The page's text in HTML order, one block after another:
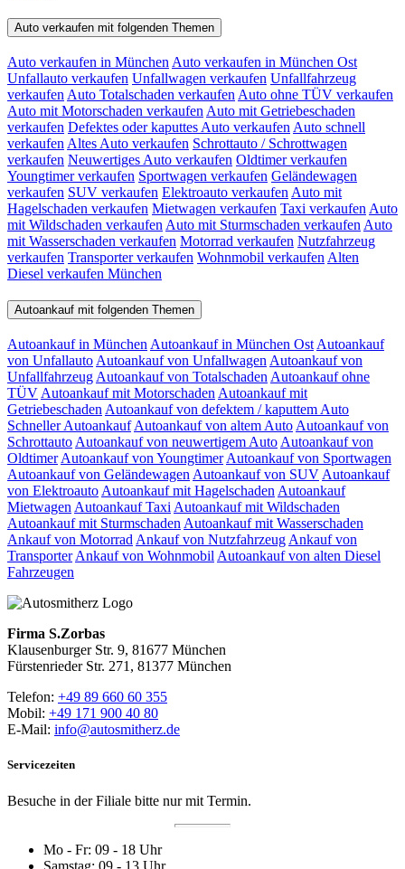
Auto verkaufen mit folgenden Themen
Auto verkaufen in München Auto verkaufen in München Ost
Unfallauto verkaufen Unfallwagen verkaufen Unfallfahrzeug
verkaufen Auto Totalschaden verkaufen Auto ohne TÜV verkaufen
Auto mit Motorschaden verkaufen Auto mit Getriebeschaden
verkaufen Defektes oder kaputtes Auto verkaufen Auto schnell
verkaufen Altes Auto verkaufen Schrottauto / Schrottwagen
verkaufen Neuwertiges Auto verkaufen Oldtimer verkaufen
Youngtimer verkaufen Sportwagen verkaufen Geländewagen
verkaufen SUV verkaufen Elektroauto verkaufen Auto mit
Hagelschaden verkaufen Mietwagen verkaufen Taxi verkaufen Auto
mit Wildschaden verkaufen Auto mit Sturmschaden verkaufen Auto
mit Wasserschaden verkaufen Motorrad verkaufen Nutzfahrzeug
verkaufen Transporter verkaufen Wohnmobil verkaufen Alten
Diesel verkaufen München
Autoankauf mit folgenden Themen
Autoankauf in München Autoankauf in München Ost Autoankauf
von Unfallauto Autoankauf von Unfallwagen Autoankauf von
Unfallfahrzeug Autoankauf von Totalschaden Autoankauf ohne
TÜV Autoankauf mit Motorschaden Autoankauf mit
Getriebeschaden Autoankauf von defektem / kaputtem Auto
Schneller Autoankauf Autoankauf von altem Auto Autoankauf von
Schrottauto Autoankauf von neuwertigem Auto Autoankauf von
Oldtimer Autoankauf von Youngtimer Autoankauf von Sportwagen
Autoankauf von Geländewagen Autoankauf von SUV Autoankauf
von Elektroauto Autoankauf mit Hagelschaden Autoankauf
Mietwagen Autoankauf Taxi Autoankauf mit Wildschaden
Autoankauf mit Sturmschaden Autoankauf mit Wasserschaden
Ankauf von Motorrad Ankauf von Nutzfahrzeug Ankauf von
Transporter Ankauf von Wohnmobil Autoankauf von alten Diesel
Fahrzeugen
Firma S.Zorbas
Klausenburger Str. 9, 81677 München
Fürstenrieder Str. 271, 81377 München
Telefon: +49 89 660 60 355
Mobil: +49 171 900 40 80
E-Mail: info@autosmitherz.de
Servicezeiten
Besuche in der Filiale bitte nur mit Termin.
Mo - Fr: 09 - 18 Uhr
Samstag: 09 - 13 Uhr